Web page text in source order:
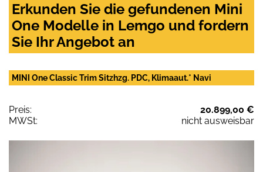
Erkunden Sie die gefundenen Mini
One Modelle in Lemgo und fordern
Sie Ihr Angebot an
MINI One Classic Trim Sitzhzg. PDC, Klimaaut.* Navi
Preis:
20.899,00 €
MWSt:
nicht ausweisbar